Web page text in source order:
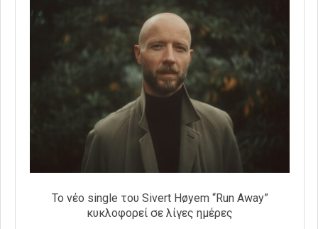
Το νέο single του Sivert Høyem “Run Away”
κυκλοφορεί σε λίγες ημέρες